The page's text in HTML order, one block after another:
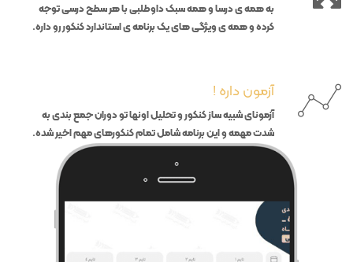
به همه ی درسا و همه سبک داوطلبی با هر سطح درسی توجه
کرده و همه ی ویژگی های یک برنامه ی استاندارد کنکور رو داره.
آزمون داره !
آزمونای شبیه ساز کنکور و تحلیل اونها تو دوران جمع بندی به
شدت مهمه و این برنامه شامل تمام کنکورهای مهم اخیر شده.